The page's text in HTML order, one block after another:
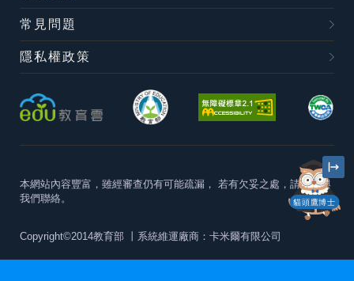
貓頭鷹博士
常見問題
隱私權政策
本網站內容豐富，雖經審查仍有可能疏漏， 若有欠妥之處，請隨時與
我們聯絡。
Copyright©2014教育部 丨系統維運廠商：卡米爾有限公司